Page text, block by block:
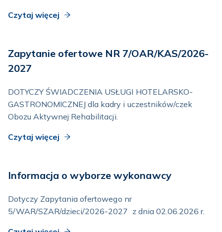
Czytaj więcej
Zapytanie ofertowe NR 7/OAR/KAS/2026-
2027
DOTYCZY ŚWIADCZENIA USŁUGI HOTELARSKO-
GASTRONOMICZNEJ dla kadry i uczestników/czek
Obozu Aktywnej Rehabilitacji.
Czytaj więcej
Informacja o wyborze wykonawcy
Dotyczy Zapytania ofertowego nr
5/WAR/SZAR/dzieci/2026-2027 z dnia 02.06.2026 r.